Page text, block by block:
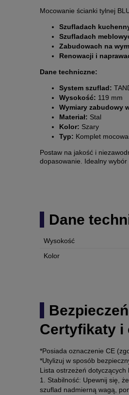
Mocowanie ścianki tylnej
Szufladach
Szufladach
Zabudowach na
Renowacji i
Dane techniczne:
System szuflad:
Wysokość: 119 mm
Wymiary zabudowy
Materiał: Stal
Kolor: Szary
Typ: Komplet
Postaw na jakość i
dopasowanie. Idealny
Dane
Wysokość
Kolor
Certyfikaty i
*Posiada oznaczenie CE
*Utylizuj w sposób
Lista ostrzeżeń
1. Stabilność: Upewnij się,
szuflad nadmierną wagą,